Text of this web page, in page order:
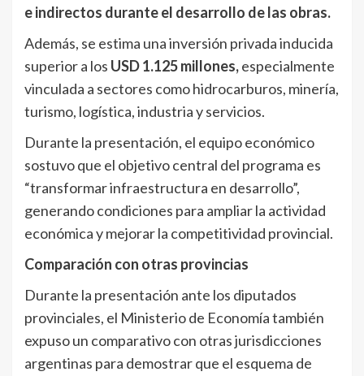
e indirectos durante el desarrollo de las obras.
Además, se estima una inversión privada inducida
superior a los USD 1.125 millones,especialmente
vinculada a sectores como hidrocarburos, minería,
turismo, logística, industria y servicios.
Durante la presentación, el equipo económico
sostuvo que el objetivo central del programa es
“transformar infraestructura en desarrollo”,
generando condiciones para ampliar la actividad
económica y mejorar la competitividad provincial.
Comparación con otras provincias
Durante la presentación ante los diputados
provinciales, el Ministerio de Economía también
expuso un comparativo con otras jurisdicciones
argentinas para demostrar que el esquema de